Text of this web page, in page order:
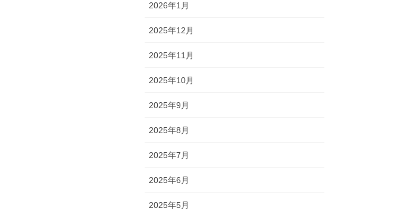
2026年1月
2025年12月
2025年11月
2025年10月
2025年9月
2025年8月
2025年7月
2025年6月
2025年5月